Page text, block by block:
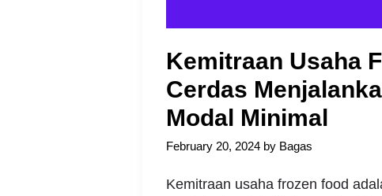
Kemitraan Usaha
Cerdas
Modal Minimal
February 20, 2024 by Bagas
Kemitraan usaha frozen food